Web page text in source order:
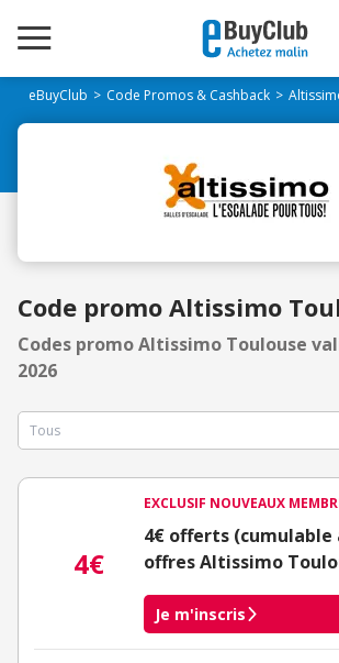
eBuyClub Code Promos & Cashback
Code promo Altissimo
Codes promo Altissimo Toulouse
2026
4€
EXCLUSIF NOUVEAUX
4€ offerts (cumulable
offres Altissimo
Je m'inscris